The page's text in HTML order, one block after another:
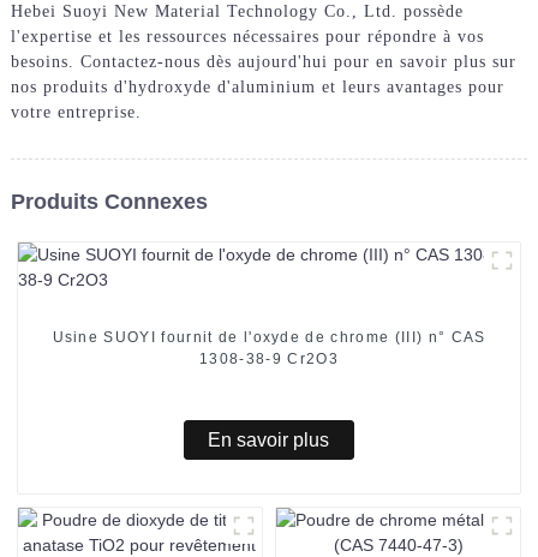
Hebei Suoyi New Material Technology Co., Ltd. possède
l'expertise et les ressources nécessaires pour répondre à vos
besoins. Contactez-nous dès aujourd'hui pour en savoir plus sur
nos produits d'hydroxyde d'aluminium et leurs avantages pour
votre entreprise.
Produits Connexes
Usine SUOYI fournit de l'oxyde de chrome (III) n° CAS
1308-38-9 Cr2O3
En savoir plus